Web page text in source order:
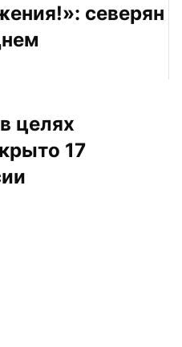
северян
целях
17